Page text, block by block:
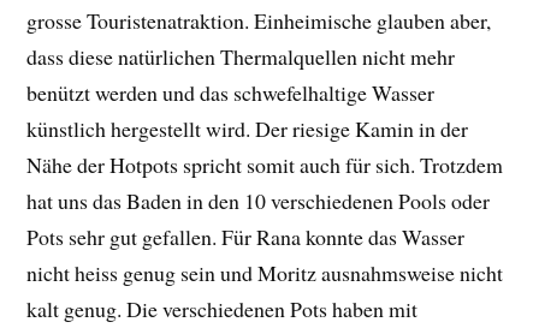
grosse Touristenatraktion. Einheimische glauben aber,
dass diese natürlichen Thermalquellen nicht mehr
benützt werden und das schwefelhaltige Wasser
künstlich hergestellt wird. Der riesige Kamin in der
Nähe der Hotpots spricht somit auch für sich. Trotzdem
hat uns das Baden in den 10 verschiedenen Pools oder
Pots sehr gut gefallen. Für Rana konnte das Wasser
nicht heiss genug sein und Moritz ausnahmsweise nicht
kalt genug. Die verschiedenen Pots haben mit